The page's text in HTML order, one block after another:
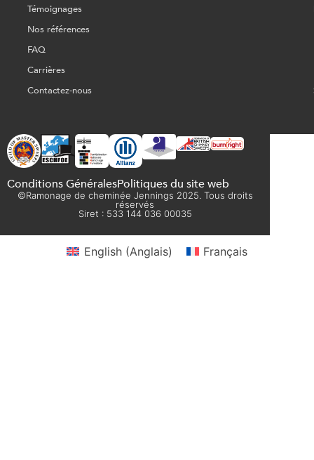
Témoignages
Nos références
FAQ
Carrières
Contactez-nous
Conditions GénéralesPolitiques du site web
©Ramonage de cheminée Jennings 2025. Tous droits
réservés
Siret : 533 144 036 00035
English(Anglais) Français